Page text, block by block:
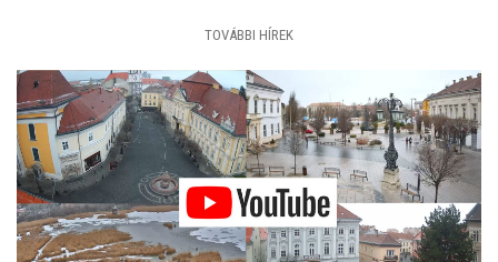
TOVÁBBI HÍREK